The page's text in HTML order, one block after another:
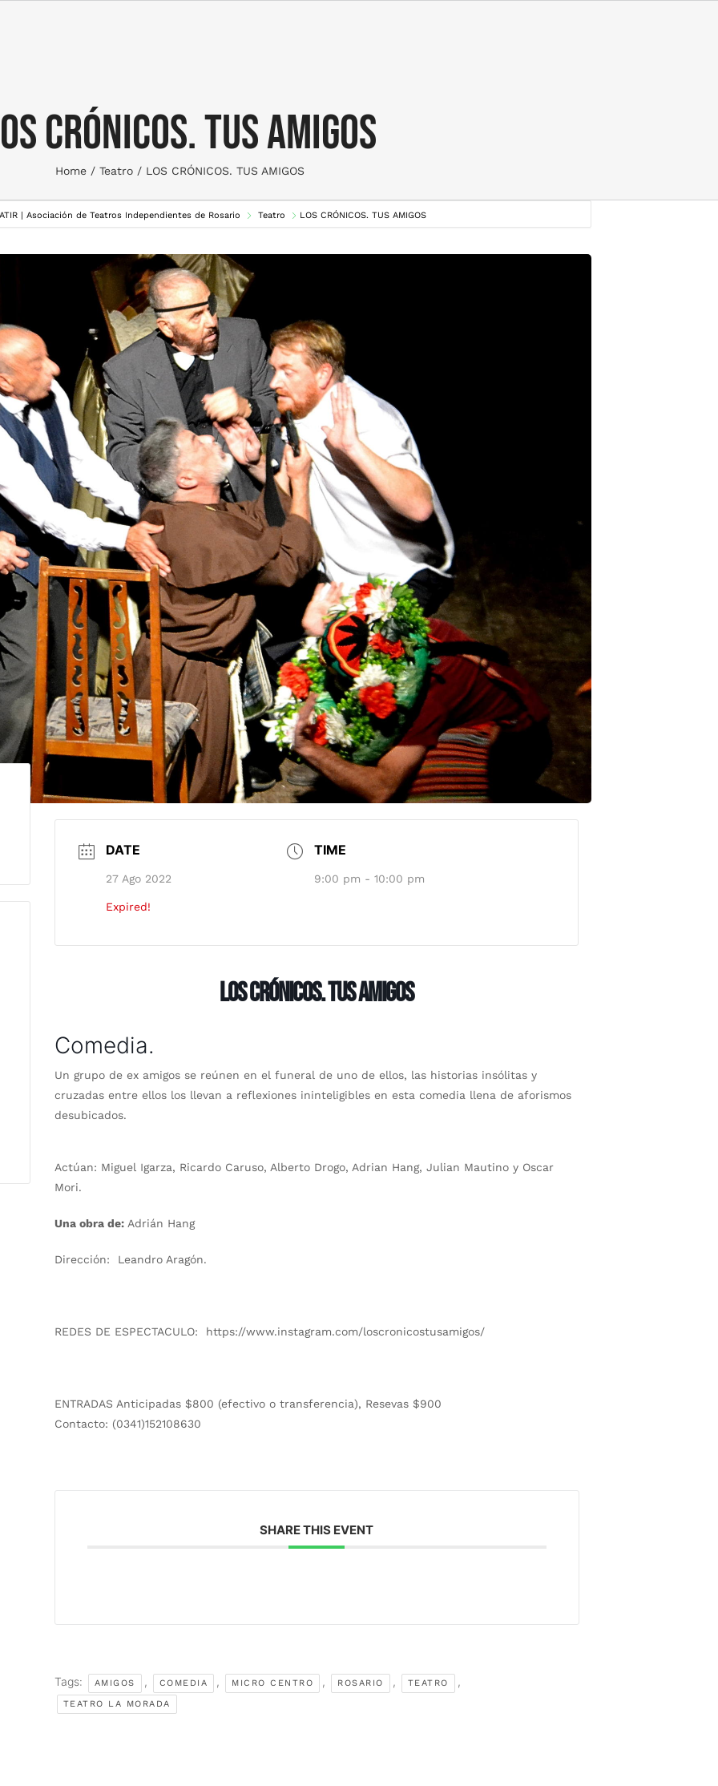
CRÓNICOS. TUS AMIGOS
Home Teatro LOS CRÓNICOS. TUS AMIGOS
| Asociación de Teatros Independientes de Rosario Teatro LOS CRÓNICOS. TUS AMIGOS
DATE
27 Ago 2022
Expired!
TIME
9:00 pm - 10:00 pm
LOS CRÓNICOS. TUS AMIGOS
Comedia.
Un grupo de ex amigos se reúnen en el funeral de uno de ellos, las historias insólitas y
cruzadas entre ellos los llevan a reflexiones ininteligibles en esta comedia llena de aforismos
desubicados.
Actúan: Miguel Igarza, Ricardo Caruso, Alberto Drogo, Adrian Hang, Julian Mautino y Oscar
Mori.
Una obra de: Adrián Hang
Dirección: Leandro Aragón.
REDES DE ESPECTACULO: https://www.instagram.com/loscronicostusamigos/
ENTRADAS Anticipadas $800 (efectivo o transferencia), Resevas $900
Contacto: (0341)152108630
SHARE THIS EVENT
Tags: AMIGOS , COMEDIA , MICRO CENTRO , ROSARIO , TEATRO ,
TEATRO LA MORADA